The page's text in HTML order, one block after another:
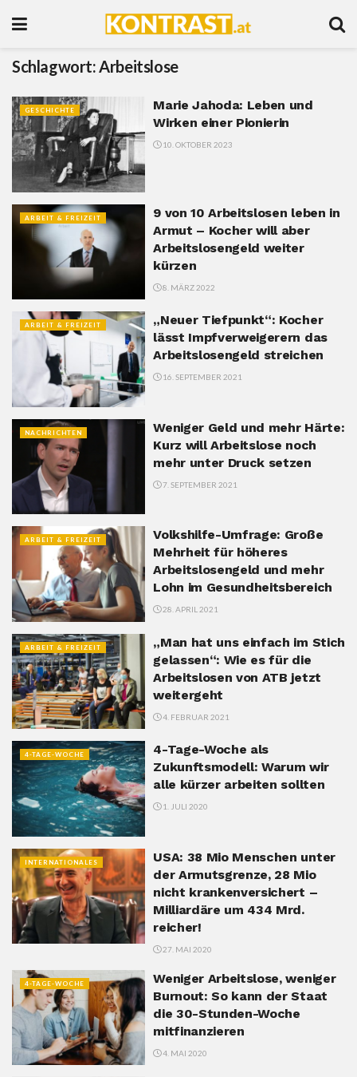
Schlagwort:Arbeitslose
GESCHICHTE
Marie Jahoda: Leben und
Wirken einer Pionierin
10. OKTOBER 2023
ARBEIT & FREIZEIT
9 von 10 Arbeitslosen leben in
Armut – Kocher will aber
Arbeitslosengeld weiter
kürzen
8. MÄRZ 2022
ARBEIT & FREIZEIT
„Neuer Tiefpunkt“: Kocher
lässt Impfverweigerern das
Arbeitslosengeld streichen
16. SEPTEMBER 2021
NACHRICHTEN
Weniger Geld und mehr Härte:
Kurz will Arbeitslose noch
mehr unter Druck setzen
7. SEPTEMBER 2021
ARBEIT & FREIZEIT
Volkshilfe-Umfrage: Große
Mehrheit für höheres
Arbeitslosengeld und mehr
Lohn im Gesundheitsbereich
28. APRIL 2021
ARBEIT & FREIZEIT
„Man hat uns einfach im Stich
gelassen“: Wie es für die
Arbeitslosen von ATB jetzt
weitergeht
4. FEBRUAR 2021
4-TAGE-WOCHE
4-Tage-Woche als
Zukunftsmodell: Warum wir
alle kürzer arbeiten sollten
1. JULI 2020
INTERNATIONALES
USA: 38 Mio Menschen unter
der Armutsgrenze, 28 Mio
nicht krankenversichert –
Milliardäre um 434 Mrd.
reicher!
27. MAI 2020
4-TAGE-WOCHE
Weniger Arbeitslose, weniger
Burnout: So kann der Staat
die 30-Stunden-Woche
mitfinanzieren
4. MAI 2020